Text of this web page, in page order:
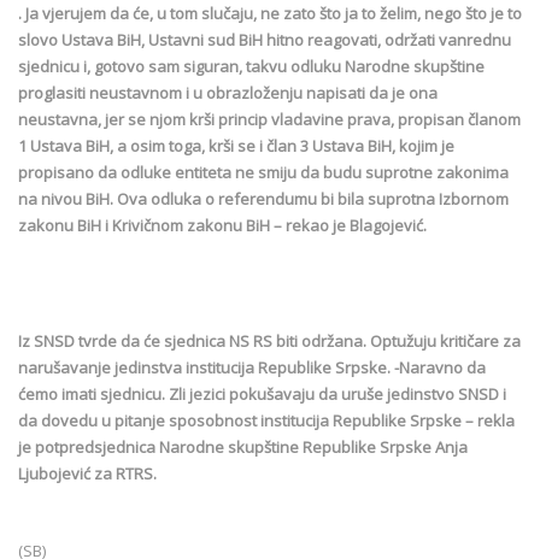
. Ja vjerujem da će, u tom slučaju, ne zato što ja to želim, nego što je to
slovo Ustava BiH, Ustavni sud BiH hitno reagovati, održati vanrednu
sjednicu i, gotovo sam siguran, takvu odluku Narodne skupštine
proglasiti neustavnom i u obrazloženju napisati da je ona
neustavna, jer se njom krši princip vladavine prava, propisan članom
1 Ustava BiH, a osim toga, krši se i član 3 Ustava BiH, kojim je
propisano da odluke entiteta ne smiju da budu suprotne zakonima
na nivou BiH. Ova odluka o referendumu bi bila suprotna Izbornom
zakonu BiH i Krivičnom zakonu BiH – rekao je Blagojević.
Iz SNSD tvrde da će sjednica NS RS biti održana. Optužuju kritičare za
narušavanje jedinstva institucija Republike Srpske. -Naravno da
ćemo imati sjednicu. Zli jezici pokušavaju da uruše jedinstvo SNSD i
da dovedu u pitanje sposobnost institucija Republike Srpske – rekla
je potpredsjednica Narodne skupštine Republike Srpske Anja
Ljubojević za RTRS.
(SB)